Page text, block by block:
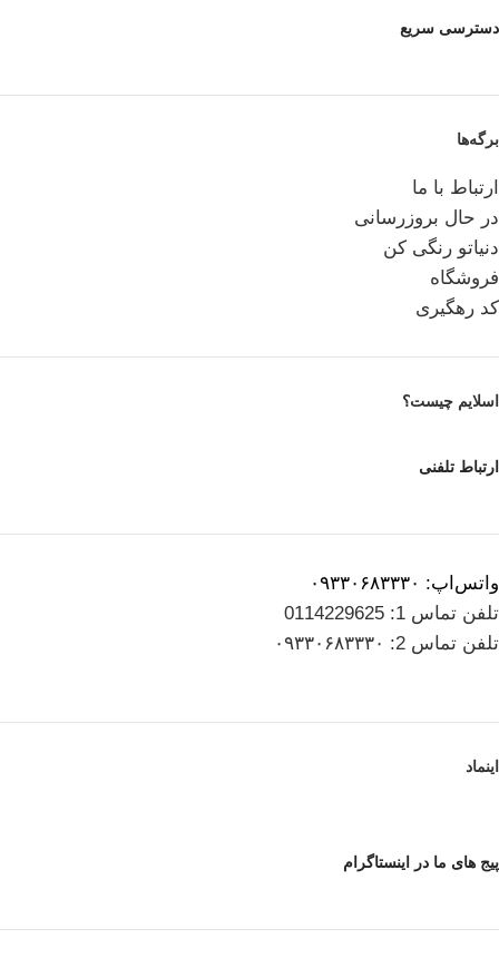
دسترسی سریع
برگه‌ها
ارتباط با ما
در حال بروزرسانی
دنیاتو رنگی کن
فروشگاه
کد رهگیری
اسلایم چیست؟
ارتباط تلفنی
واتس‌اپ: ۰۹۳۳۰۶۸۳۳۳۰
تلفن تماس 1: 0114229625
تلفن تماس 2: ۰۹۳۳۰۶۸۳۳۳۰
اینماد
پیج های ما در اینستاگرام